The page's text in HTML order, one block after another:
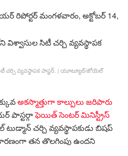
రిపోర్టర్మంగళవారం, అక్టోబర్ 14,
వ్యవస్థాపక పాస్టర్. | యూట్యూబ్/జోయెల్
అకస్మాత్తుగా కాల్పులు జరిపారు
పాస్టర్గాఫెయిత్ సెంటర్ మినిస్ట్రీస్
చర్చి వ్యవస్థాపకుడు బిషప్
తన తొలగింపు ఉందని